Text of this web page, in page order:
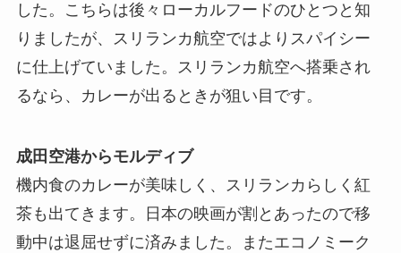
した。こちらは後々ローカルフードのひとつと知
りましたが、スリランカ航空ではよりスパイシー
に仕上げていました。スリランカ航空へ搭乗され
るなら、カレーが出るときが狙い目です。
成田空港からモルディブ
機内食のカレーが美味しく、スリランカらしく紅
茶も出てきます。日本の映画が割とあったので移
動中は退屈せずに済みました。またエコノミーク